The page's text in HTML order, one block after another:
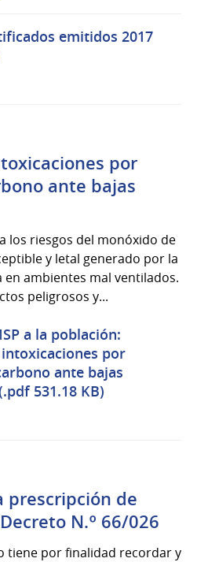
emitidos 2017
por
ante bajas
los riesgos del monóxido de
y letal generado por la
ambientes mal ventilados.
peligrosos y...
a la población:
por
ante bajas
531.18 KB)
prescripción de
N.º 66/026
tiene por finalidad recordar y